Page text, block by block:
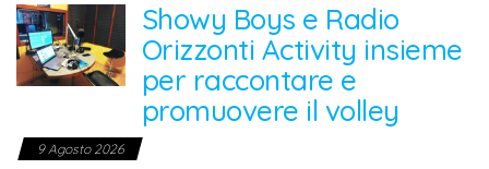
Showy Boys e Radio
Orizzonti Activity insieme
per raccontare e
promuovere il volley
9 Agosto 2026